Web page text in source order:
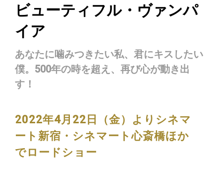
ビューティフル・ヴァンパ
イア
あなたに噛みつきたい私、君にキスしたい
僕。500年の時を超え、再び心が動き出
す！
2022年4月22日（金）よりシネマ
ート新宿・シネマート心斎橋ほか
でロードショー